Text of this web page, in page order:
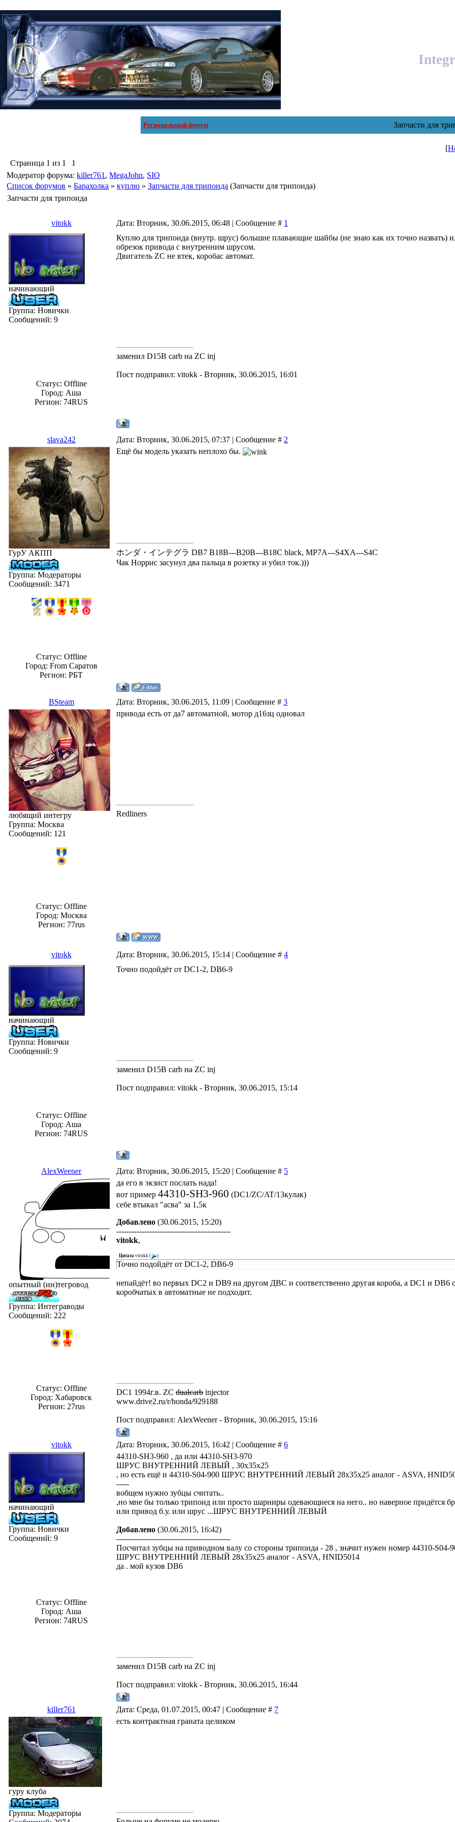
Региональный форум Запчасти для
[
Страница 1 из 1
1
Модератор форума:killer761 ,MegaJohn, SIO
Список форумов » Барахолка » куплю » Запчасти для трипоида (Запчасти для трипоида)
Запчасти для трипоида
vitokk Дата: Вторник, 30.06.2015, 06:48 | Сообщение # 1
начинающий
Группа: Новички
Сообщений:9
Статус: Offline
Город: Аша
Регион: 74RUS
Куплю для трипоида (внутр. шрус) большие плавающие шайбы (не знаю как их точно назвать)
обрезок привода с внутренним шрусом.
Двигатель ZC не втек, коробас автомат.
заменил D15B carb на ZC inj
Пост подправил:vitokk -Вторник, 30.06.2015, 16:01
slava242 Дата: Вторник, 30.06.2015, 07:37 | Сообщение # 2
ГурУ АКПП
Группа: Модераторы
Сообщений:3471
Статус: Offline
Город: From Саратов
Регион: РБТ
Ещё бы модель указать неплохо бы.
ホンダ・インテグラ DB7 B18B---В20В---В18С black, MP7A---S4XA---S4C
Чак Норрис засунул два пальца в розетку и убил ток.)))
BSteam Дата: Вторник, 30.06.2015, 11:09 | Сообщение #3
любящий интегру
Группа: Москва
Сообщений: 121
Статус: Offline
Город: Москвa
Регион: 77rus
привода есть от да7 автоматной, мотор д16зц одновал
Redliners
vitokk Дата: Вторник, 30.06.2015, 15:14 | Сообщение #4
начинающий
Группа: Новички
Сообщений:9
Статус: Offline
Город: Аша
Регион: 74RUS
Точно подойдёт от DC1-2, DB6-9
заменил D15B carb на ZC inj
Пост подправил:vitokk -Вторник, 30.06.2015, 15:14
AlexWeener Дата: Вторник, 30.06.2015, 15:20 | Сообщение # 5
опытный (ин)тегровод
Группа: Интеграводы
Сообщений: 222
Статус: Offline
Город: Хабаровск
Регион: 27rus
да его в экзист послать нада!
вот пример44310-SH3-960 (DC1/ZC/AT/13кулак)
себе втыкал "асва" за 1,5к
Добавлено (30.06.2015, 15:20)
---------------------------------------------
vitokk,
Цитата vitokk ( )
Точно подойдёт от DC1-2, DB6-9
непайдёт! во первых DC2 и DB9 на другом ДВС и соответственно другая короба, а DC1 и DB6
коробчатых в автоматные не подходит.
DC1 1994г.в. ZCdualcarbinjector
www.drive2.ru/r/honda/929188
Пост подправил: AlexWeener-Вторник, 30.06.2015, 15:16
vitokk Дата: Вторник, 30.06.2015, 16:42 | Сообщение #6
начинающий
Группа: Новички
Сообщений:9
Статус: Offline
Город: Аша
Регион: 74RUS
44310-SH3-960 , да или 44310-SH3-970
ШРУС ВНУТРЕННИЙ ЛЕВЫЙ , 30x35x25
, но есть ещё и 44310-S04-900 ШРУС ВНУТРЕННИЙ ЛЕВЫЙ 28x35x25 аналог - ASVA,
-----
вобщем нужно зубцы считать..
,но мне бы только трипоид или просто шарниры одевающиеся на него.. но наверное придётся
или привод б.у. или шрус ...ШРУС ВНУТРЕННИЙ ЛЕВЫЙ
Добавлено (30.06.2015, 16:42)
---------------------------------------------
Посчитал зубцы на приводном валу со стороны трипоида - 28 , значит нужен номер 44310-S04-
ШРУС ВНУТРЕННИЙ ЛЕВЫЙ 28x35x25 аналог - ASVA, HNID5014
да . мой кузов DB6
заменил D15B carb на ZC inj
Пост подправил:vitokk -Вторник, 30.06.2015, 16:44
killer761 Дата: Среда, 01.07.2015, 00:47 | Сообщение # 7
гуру клуба
Группа: Модераторы
есть контрактная граната целиком